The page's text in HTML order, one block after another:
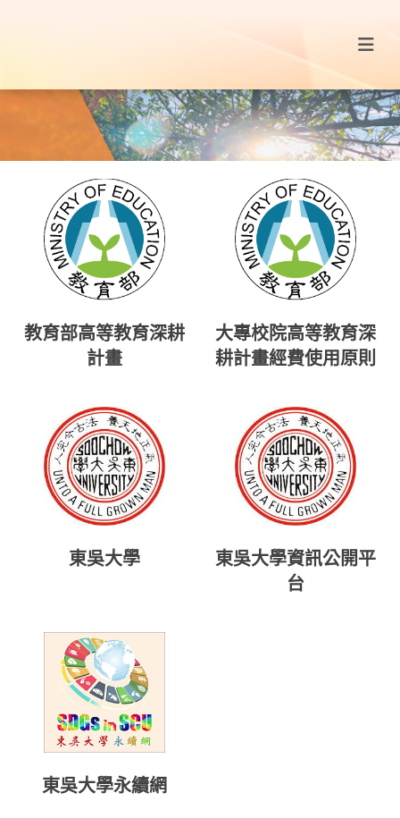
教育部高等教育深耕
計畫
大專校院高等教育深
耕計畫經費使用原則
東吳大學
東吳大學資訊公開平
台
東吳大學永續網